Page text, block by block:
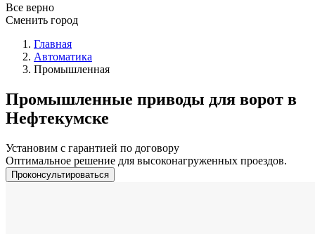
Все верно
Сменить город
Главная
Автоматика
Промышленная
Промышленные приводы для ворот в
Нефтекумске
Установим с гарантией по договору
Оптимальное решение для высоконагруженных проездов.
Проконсультироваться